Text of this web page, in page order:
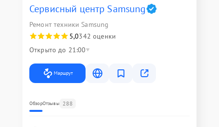
Сервисный центр Samsung
Ремонт техники Samsung
5,0342 оценки
Открыто до 21:00
Маршрут
ОбзорОтзывы 288